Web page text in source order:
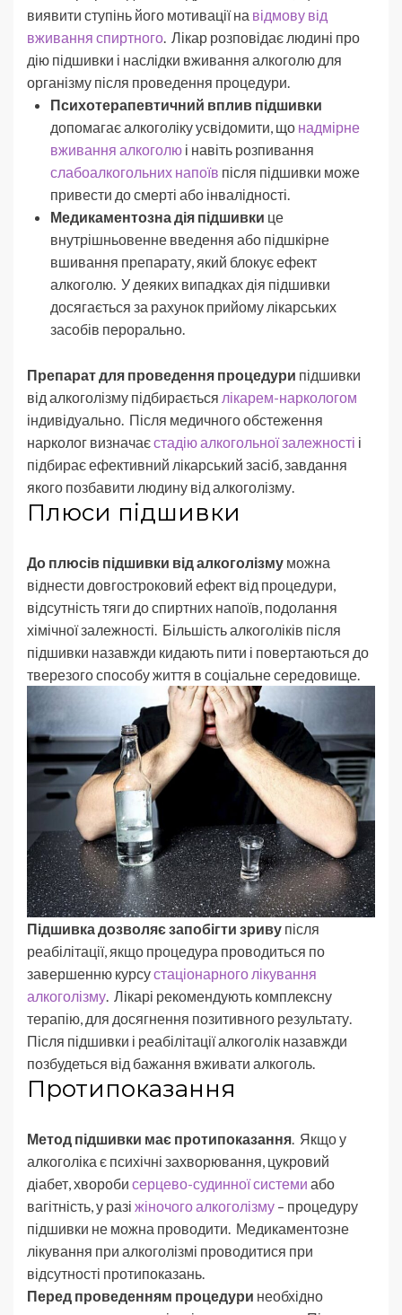
виявити ступінь його мотивації на відмову від
вживання спиртного . Лікар розповідає людині про
дію підшивки і наслідки вживання алкоголю для
організму після проведення процедури.
Психотерапевтичний вплив підшивки
допомагає алкоголіку усвідомити, що надмірне
вживання алкоголю і навіть розпивання
слабоалкогольних напоїв після підшивки може
привести до смерті або інвалідності.
Медикаментозна дія підшивки це
внутрішньовенне введення або підшкірне
вшивання препарату, який блокує ефект
алкоголю. У деяких випадках дія підшивки
досягається за рахунок прийому лікарських
засобів перорально.
Препарат для проведення процедури підшивки
від алкоголізму підбирається лікарем-наркологом
індивідуально. Після медичного обстеження
нарколог визначаєстадію алкогольної залежності і
підбирає ефективний лікарський засіб, завдання
якого позбавити людину від алкоголізму.
Плюси підшивки
До плюсів підшивки від алкоголізму можна
віднести довгостроковий ефект від процедури,
відсутність тяги до спиртних напоїв, подолання
хімічної залежності. Більшість алкоголіків після
підшивки назавжди кидають пити і повертаються до
тверезого способу життя в соціальне середовище.
Підшивка дозволяє запобігти зриву після
реабілітації, якщо процедура проводиться по
завершенню курсустаціонарного лікування
алкоголізму. Лікарі рекомендують комплексну
терапію, для досягнення позитивного результату.
Після підшивки і реабілітації алкоголік назавжди
позбудеться від бажання вживати алкоголь.
Протипоказання
Метод підшивки має протипоказання. Якщо у
алкоголіка є психічні захворювання, цукровий
діабет, хвороби серцево-судинної системи або
вагітність, у разі жіночого алкоголізму – процедуру
підшивки не можна проводити. Медикаментозне
лікування при алкоголізмі проводитися при
відсутності протипоказань.
Перед проведенням процедури необхідно